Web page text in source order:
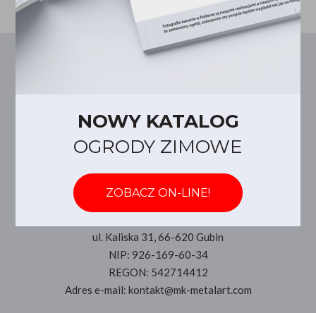
Dane firmowe
ul. Kaliska 31, 66-620 Gubin
NIP: 926-169-60-34
REGON: 542714412
Adres e-mail: kontakt@mk-metalart.com
NOWY KATALOG
OGRODY ZIMOWE
ZOBACZ ON-LINE!